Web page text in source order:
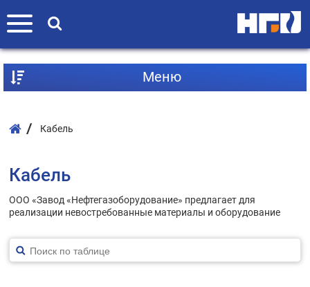
Mеню
Кабель
Кабель
ООО «Завод «Нефтегазоборудование» предлагает для
реализации невостребованные материалы и оборудование